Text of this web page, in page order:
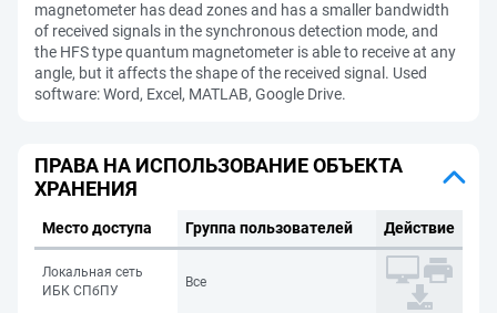
magnetometer has dead zones and has a smaller bandwidth
of received signals in the synchronous detection mode, and
the HFS type quantum magnetometer is able to receive at any
angle, but it affects the shape of the received signal. Used
software: Word, Excel, MATLAB, Google Drive.
ПРАВА НА ИСПОЛЬЗОВАНИЕ ОБЪЕКТА
ХРАНЕНИЯ
Место доступа Группа пользователей Действие
Локальная сеть
ИБК СПбПУ
Все